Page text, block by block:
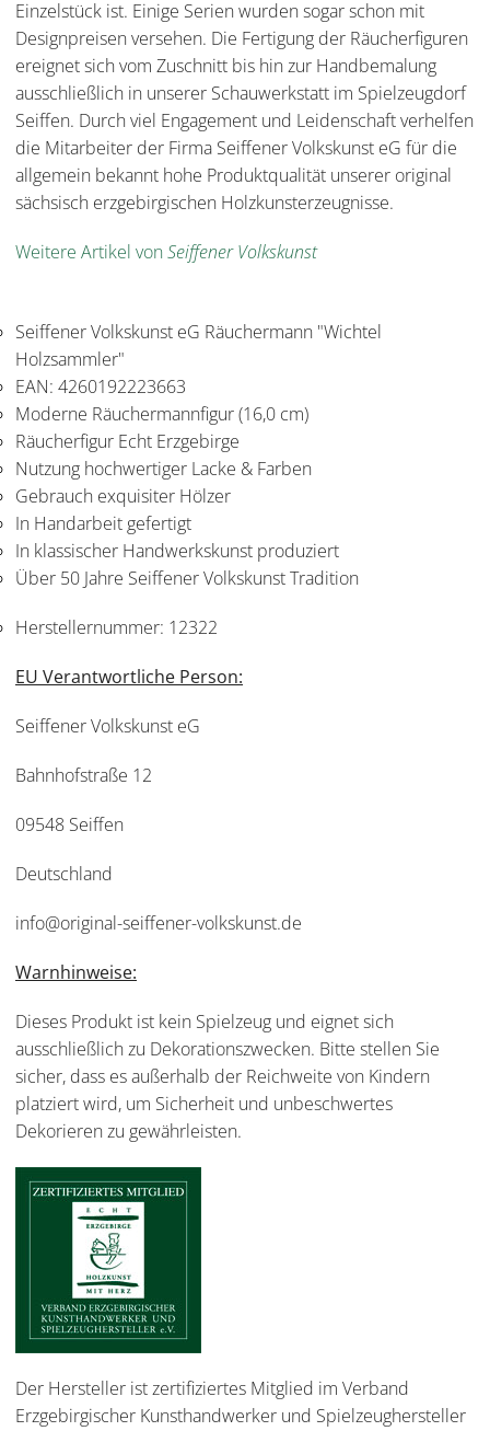
Einzelstück ist. Einige Serien wurden sogar schon mit
Designpreisen versehen. Die Fertigung der Räucherfiguren
ereignet sich vom Zuschnitt bis hin zur Handbemalung
ausschließlich in unserer Schauwerkstatt im Spielzeugdorf
Seiffen. Durch viel Engagement und Leidenschaft verhelfen
die Mitarbeiter der Firma Seiffener Volkskunst eG für die
allgemein bekannt hohe Produktqualität unserer original
sächsisch erzgebirgischen Holzkunsterzeugnisse.
Weitere Artikel vonSeiffener Volkskunst
Seiffener Volkskunst eG Räuchermann "Wichtel
Holzsammler"
EAN: 4260192223663
Moderne Räuchermannfigur (16,0 cm)
Räucherfigur Echt Erzgebirge
Nutzung hochwertiger Lacke & Farben
Gebrauch exquisiter Hölzer
In Handarbeit gefertigt
In klassischer Handwerkskunst produziert
Über 50 Jahre Seiffener Volkskunst Tradition
Herstellernummer: 12322
EU Verantwortliche Person:
Seiffener Volkskunst eG
Bahnhofstraße 12
09548 Seiffen
Deutschland
info@original-seiffener-volkskunst.de
Warnhinweise:
Dieses Produkt ist kein Spielzeug und eignet sich
ausschließlich zu Dekorationszwecken. Bitte stellen Sie
sicher, dass es außerhalb der Reichweite von Kindern
platziert wird, um Sicherheit und unbeschwertes
Dekorieren zu gewährleisten.
Der Hersteller ist zertifiziertes Mitglied im Verband
Erzgebirgischer Kunsthandwerker und Spielzeughersteller